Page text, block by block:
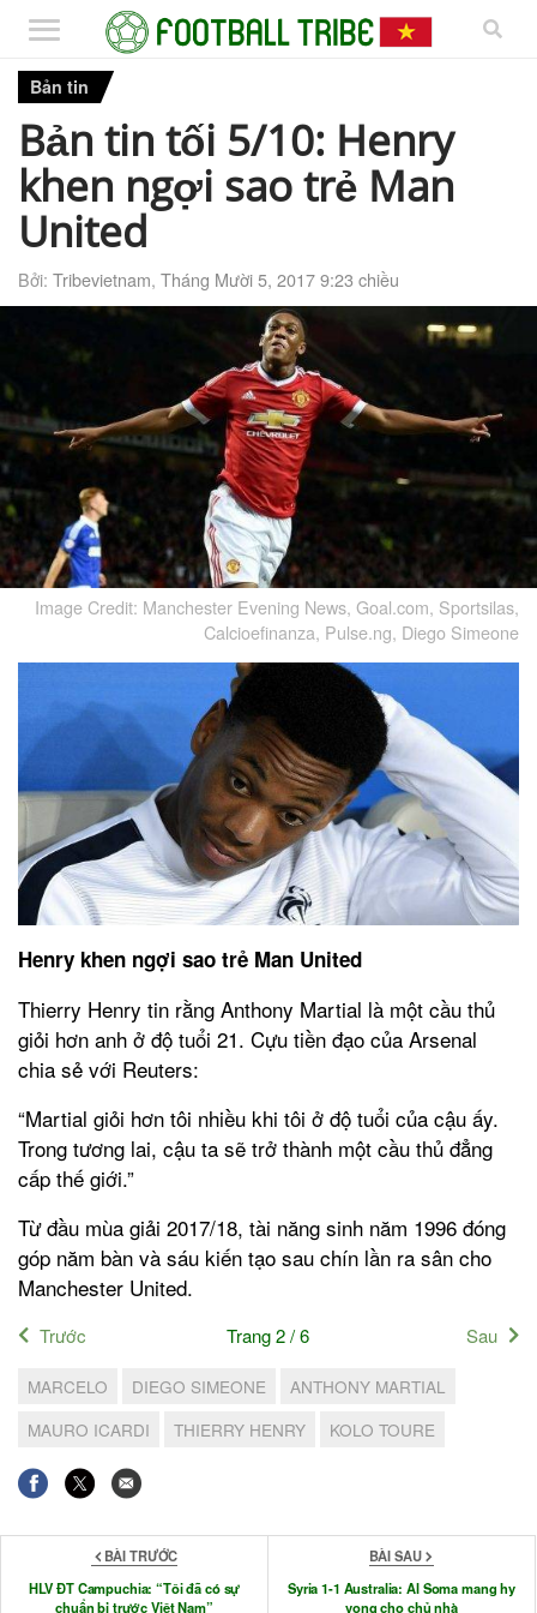
Bản tin
Bản tin tối 5/10: Henry
khen ngợi sao trẻ Man
United
Bởi: Tribevietnam, Tháng Mười 5, 2017 9:23 chiều
Image Credit: Manchester Evening News, Goal.com, Sportsilas,
Calcioefinanza, Pulse.ng, Diego Simeone
Henry khen ngợi sao trẻ Man United
Thierry Henry tin rằng Anthony Martial là một cầu thủ
giỏi hơn anh ở độ tuổi 21. Cựu tiền đạo của Arsenal
chia sẻ với Reuters:
“Martial giỏi hơn tôi nhiều khi tôi ở độ tuổi của cậu ấy.
Trong tương lai, cậu ta sẽ trở thành một cầu thủ đẳng
cấp thế giới.”
Từ đầu mùa giải 2017/18, tài năng sinh năm 1996 đóng
góp năm bàn và sáu kiến tạo sau chín lần ra sân cho
Manchester United.
Trước Trang 2 / 6 Sau
MARCELO DIEGO SIMEONE
ANTHONY MARTIAL
MAURO ICARDI
THIERRY HENRY KOLO TOURE
BÀI TRƯỚC
HLV ĐT Campuchia: “Tôi đã có sự
chuẩn bị trước Việt Nam”
BÀI SAU
Syria 1-1 Australia: Al Soma mang hy
vọng cho chủ nhà